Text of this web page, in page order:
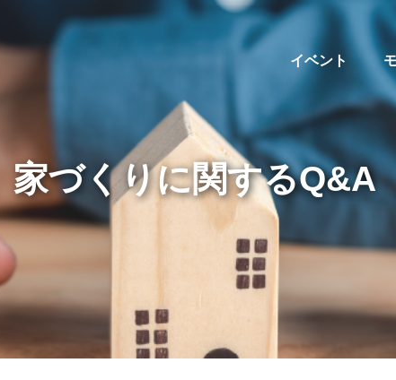
イベント
家づくりに関するQ&A